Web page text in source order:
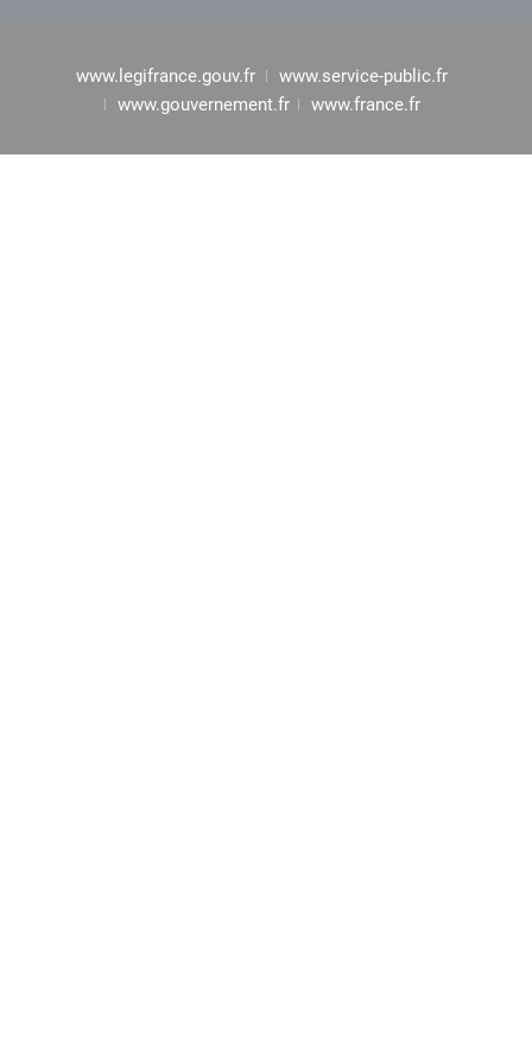
www.legifrance.gouv.fr
www.service-public.fr
www.gouvernement.fr
www.france.fr